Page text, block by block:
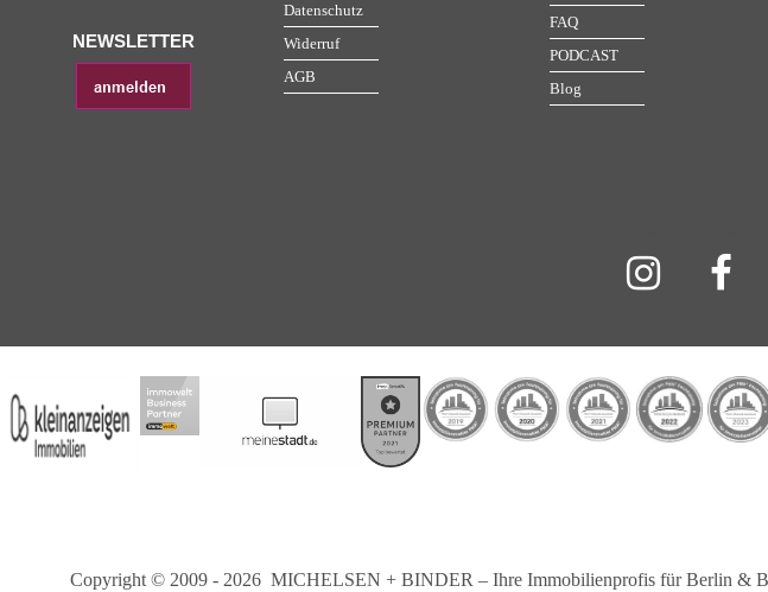
NEWSLETTER
Datenschutz
Widerruf
AGB
FAQ
PODCAST
Blog
Copyright © 2009 - 2026 MICHELSEN + BINDER – Ihre Immobilienprofis für Berlin &